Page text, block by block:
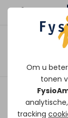
Om u
tonen
tracking
Rob
Ik heb
bewegen.